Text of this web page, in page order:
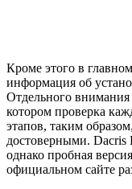
Кроме этого в
информация об
Отдельного внимания
котором проверка
этапов, таким
достоверными. Dacris
однако пробная
официальном сайте